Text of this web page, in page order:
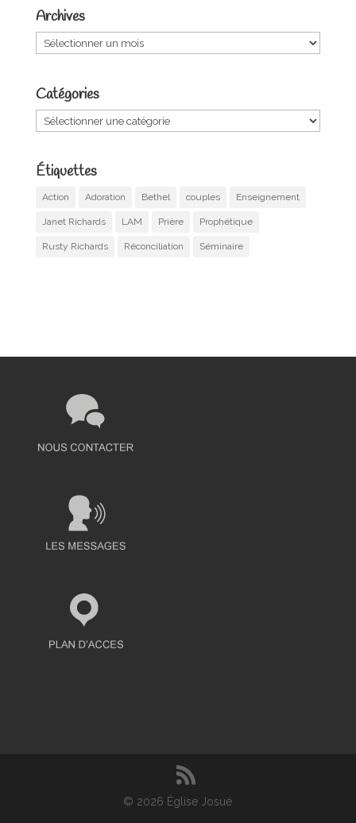
Archives
Archives
Catégories
Catégories
Étiquettes
Action Adoration Bethel couples Enseignement
Janet Richards LAM Prière Prophétique
Rusty Richards Réconciliation Séminaire
© 2026 Église Josué